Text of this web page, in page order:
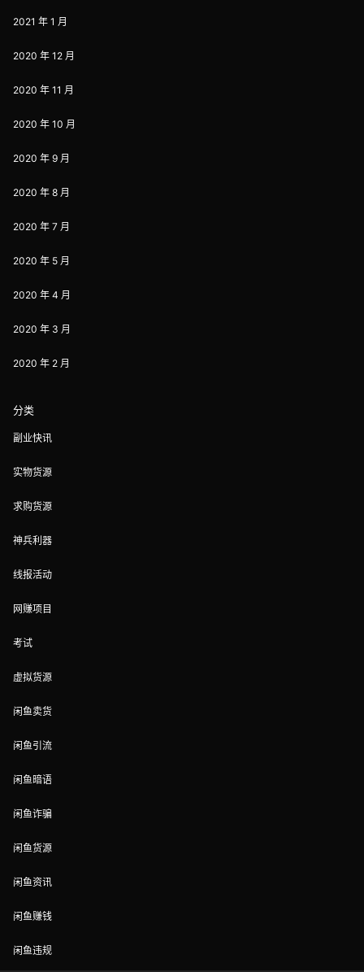
2021 年 1 月
2020 年 12 月
2020 年 11 月
2020 年 10 月
2020 年 9 月
2020 年 8 月
2020 年 7 月
2020 年 5 月
2020 年 4 月
2020 年 3 月
2020 年 2 月
分类
副业快讯
实物货源
求购货源
神兵利器
线报活动
网赚项目
考试
虚拟货源
闲鱼卖货
闲鱼引流
闲鱼暗语
闲鱼诈骗
闲鱼货源
闲鱼资讯
闲鱼赚钱
闲鱼违规